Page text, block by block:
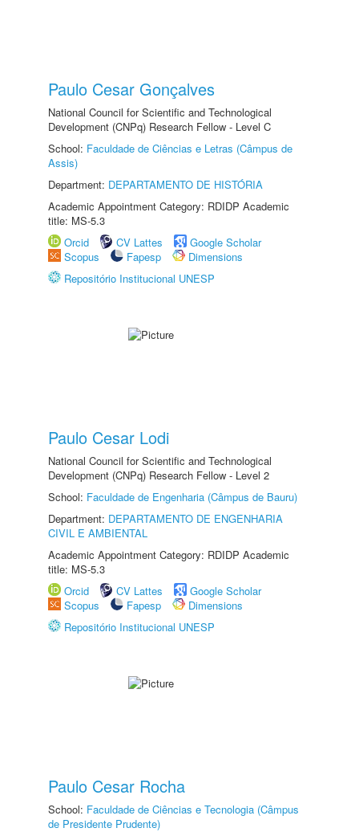
Paulo Cesar Gonçalves
National Council for Scientific and Technological
Development (CNPq) Research Fellow - Level C
School: Faculdade de Ciências e Letras (Câmpus de
Assis)
Department: DEPARTAMENTO DE HISTÓRIA
Academic Appointment Category: RDIDP Academic
title: MS-5.3
Orcid
CV Lattes
Google Scholar
Scopus
Fapesp
Dimensions
Repositório Institucional UNESP
Paulo Cesar Lodi
National Council for Scientific and Technological
Development (CNPq) Research Fellow - Level 2
School: Faculdade de Engenharia (Câmpus de Bauru)
Department: DEPARTAMENTO DE ENGENHARIA
CIVIL E AMBIENTAL
Academic Appointment Category: RDIDP Academic
title: MS-5.3
Orcid
CV Lattes
Google Scholar
Scopus
Fapesp
Dimensions
Repositório Institucional UNESP
Paulo Cesar Rocha
School: Faculdade de Ciências e Tecnologia (Câmpus
de Presidente Prudente)